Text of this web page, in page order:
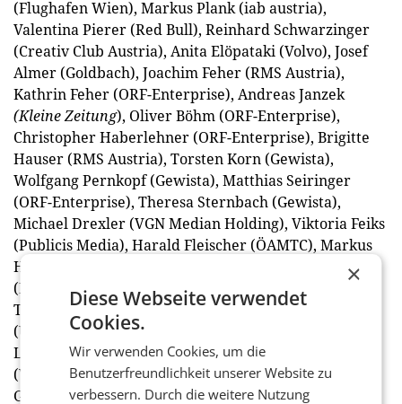
(Flughafen Wien), Markus Plank (iab austria),
Valentina Pierer (Red Bull), Reinhard Schwarzinger
(Creativ Club Austria), Anita Elöpataki (Volvo), Josef
Almer (Goldbach), Joachim Feher (RMS Austria),
Kathrin Feher (ORF-Enterprise), Andreas Janzek
(Kleine Zeitung), Oliver Böhm (ORF-Enterprise),
Christopher Haberlehner (ORF-Enterprise), Brigitte
Hauser (RMS Austria), Torsten Korn (Gewista),
Wolfgang Pernkopf (Gewista), Matthias Seiringer
(ORF-Enterprise), Theresa Sternbach (Gewista),
Michael Drexler (VGN Median Holding), Viktoria Feiks
(Publicis Media), Harald Fleischer (ÖAMTC), Markus
Hartl (The Media Consultants), Marvin Kohlweiss
(Mindshare), Katharina Rössl (Coca-Cola), Hermann
Tragner (Technisches Museum Wien), Anna Kalina
(Unique Relations), Margit Brendel (Österreichische
Lotterien), Claudia Arzberger (Generali), Maria Eibel
(Vizeum), Sophie Feiks (Publicis Media), Elisabeth
Greißegger (Rotes Kreuz), Gerhard Günther
×
Diese Webseite verwendet
Cookies.
Wir verwenden Cookies, um die
Benutzerfreundlichkeit unserer Website zu
verbessern. Durch die weitere Nutzung